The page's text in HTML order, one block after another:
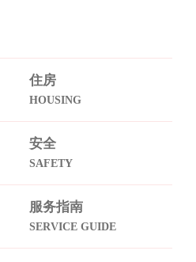
住房
HOUSING
安全
SAFETY
服务指南
SERVICE GUIDE